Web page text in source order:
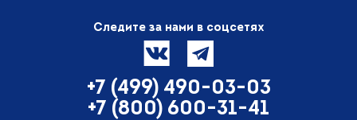
Следите за нами в соцсетях
+7 (499) 490-03-03
+7 (800) 600-31-41